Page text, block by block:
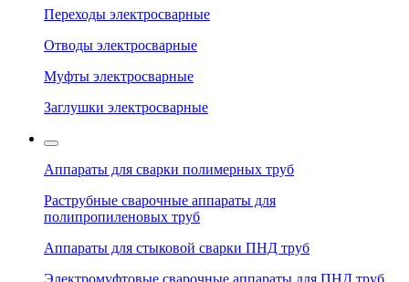
Переходы электросварные
Отводы электросварные
Муфты электросварные
Заглушки электросварные
Аппараты для сварки полимерных труб
Раструбные сварочные аппараты для
полипропиленовых труб
Аппараты для стыковой сварки ПНД труб
Электромуфтовые сварочные аппараты для ПНД труб